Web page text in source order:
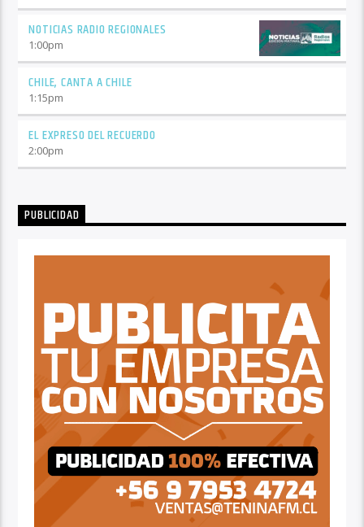
NOTICIAS RADIO REGIONALES
1:00pm
CHILE, CANTA A CHILE
1:15pm
EL EXPRESO DEL RECUERDO
2:00pm
PUBLICIDAD